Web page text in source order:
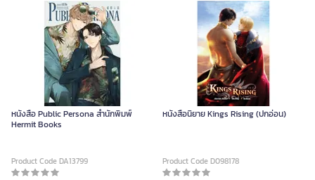
หนังสือ Public Persona สำนักพิมพ์
Hermit Books
Product Code DA13799
หนังสือนิยาย Kings Rising (ปกอ่อน)
Product Code D098178